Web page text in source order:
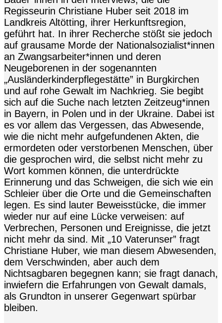
Regisseurin Christiane Huber seit 2018 im
Landkreis Altötting, ihrer Herkunftsregion,
geführt hat. In ihrer Recherche stößt sie jedoch
auf grausame Morde der Nationalsozialist*innen
an Zwangsarbeiter*innen und deren
Neugeborenen in der sogenannten
„Ausländerkinderpflegestätte” in Burgkirchen
und auf rohe Gewalt im Nachkrieg. Sie begibt
sich auf die Suche nach letzten Zeitzeug*innen
in Bayern, in Polen und in der Ukraine. Dabei ist
es vor allem das Vergessen, das Abwesende,
wie die nicht mehr aufgefundenen Akten, die
ermordeten oder verstorbenen Menschen, über
die gesprochen wird, die selbst nicht mehr zu
Wort kommen können, die unterdrückte
Erinnerung und das Schweigen, die sich wie ein
Schleier über die Orte und die Gemeinschaften
legen. Es sind lauter Beweisstücke, die immer
wieder nur auf eine Lücke verweisen: auf
Verbrechen, Personen und Ereignisse, die jetzt
nicht mehr da sind. Mit „10 Vaterunser” fragt
Christiane Huber, wie man diesem Abwesenden,
dem Verschwinden, aber auch dem
Nichtsagbaren begegnen kann; sie fragt danach,
inwiefern die Erfahrungen von Gewalt damals,
als Grundton in unserer Gegenwart spürbar
bleiben.